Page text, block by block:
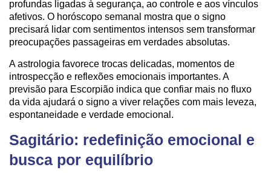
profundas ligadas à segurança, ao controle e aos vínculos
afetivos. O horóscopo semanal mostra que o signo
precisará lidar com sentimentos intensos sem transformar
preocupações passageiras em verdades absolutas.
A astrologia favorece trocas delicadas, momentos de
introspecção e reflexões emocionais importantes. A
previsão para Escorpião indica que confiar mais no fluxo
da vida ajudará o signo a viver relações com mais leveza,
espontaneidade e verdade emocional.
Sagitário: redefinição emocional e
busca por equilíbrio